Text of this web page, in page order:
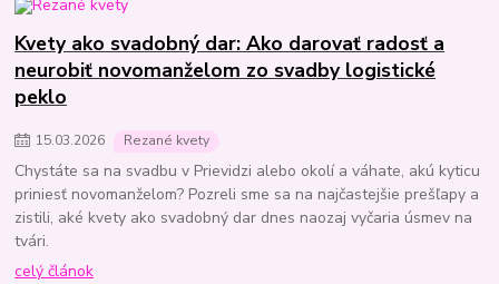
Kvety ako svadobný dar: Ako darovať radosť a
neurobiť novomanželom zo svadby logistické
peklo
15.03.2026 Rezané kvety
Chystáte sa na svadbu v Prievidzi alebo okolí a váhate, akú kyticu
priniesť novomanželom? Pozreli sme sa na najčastejšie prešľapy a
zistili, aké kvety ako svadobný dar dnes naozaj vyčaria úsmev na
tvári.
celý článok